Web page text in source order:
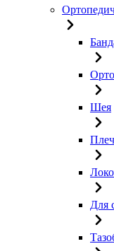
Шея
Для